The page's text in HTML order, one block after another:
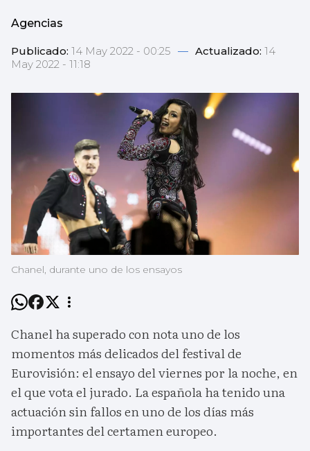
Agencias
Publicado: 14 May 2022 - 00:25 — Actualizado: 14
May 2022 - 11:18
Chanel, durante uno de los ensayos
Chanel ha superado con nota uno de los
momentos más delicados del festival de
Eurovisión: el ensayo del viernes por la noche, en
el que vota el jurado. La española ha tenido una
actuación sin fallos en uno de los días más
importantes del certamen europeo.